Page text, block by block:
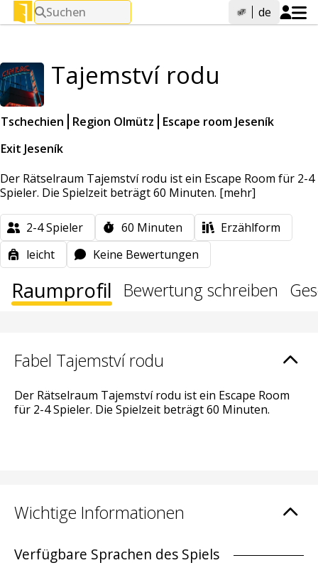
Suchen de
Tajemství rodu
Tschechien Region Olmütz
Escape room Jeseník
Exit Jeseník
Der Rätselraum Tajemství rodu ist ein Escape Room für 2-4
Spieler. Die Spielzeit beträgt 60 Minuten. [mehr]
2-4Spieler 60 Minuten
Erzählform
leicht
Keine Bewertungen
Raumprofil Bewertung schreiben
Fabel Tajemství rodu
Der Rätselraum Tajemství rodu ist ein Escape Room
für 2-4 Spieler. Die Spielzeit beträgt 60 Minuten.
Wichtige Informationen
Verfügbare Sprachen des Spiels